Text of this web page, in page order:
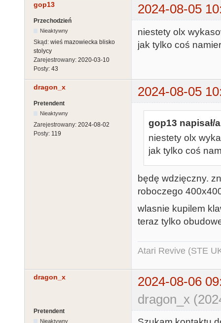
gop13 2024-08-05
Przechodzień
Nieaktywny
Skąd: wieś mazowiecka blisko
stolycy
Zarejestrowany: 2020-03-10
Posty: 43
niestety olx
jak tylko coś
dragon_x 2024-08-05
Pretendent
Nieaktywny
Zarejestrowany: 2024-08-02
Posty: 119
gop13 napisał/
niestety olx
jak tylko coś
będę wdzięczny.
roboczego
wlasnie kupilem
teraz tylko
Atari Revive (STE
dragon_x
2024-08-06
dragon_x
Pretendent
Nieaktywny